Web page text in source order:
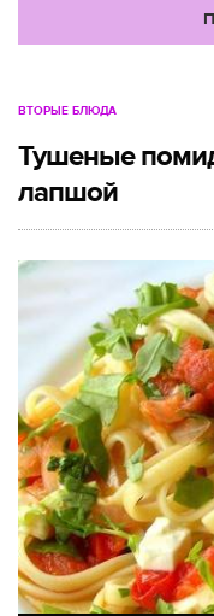
ВТОРЫЕ БЛЮДА
Тушеные
лапшой